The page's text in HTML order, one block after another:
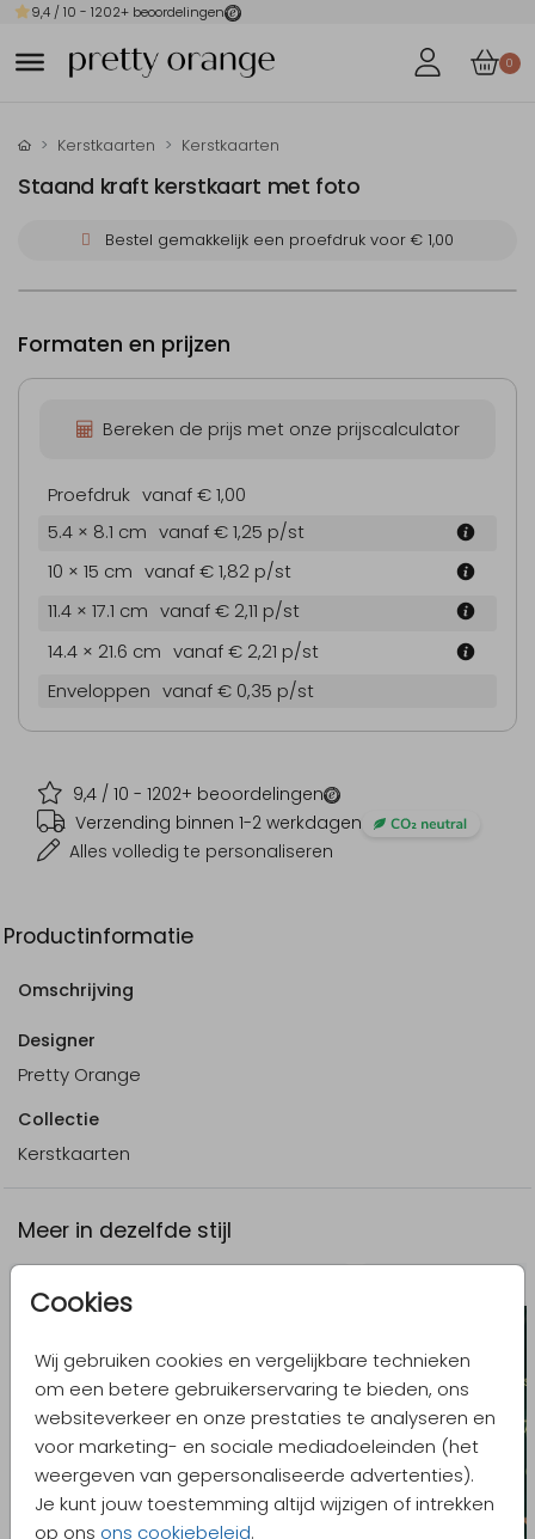
9,4 / 10 - 1202+ beoordelingen
0
Cookies
Wij gebruiken cookies en vergelijkbare technieken
om een betere gebruikerservaring te bieden, ons
websiteverkeer en onze prestaties te analyseren en
voor marketing- en sociale mediadoeleinden (het
weergeven van gepersonaliseerde advertenties).
Je kunt jouw toestemming altijd wijzigen of intrekken
op ons ons cookiebeleid.
Kerstkaarten Kerstkaarten
Staand kraft kerstkaart met foto
Bestel gemakkelijk een proefdruk voor € 1,00
9,4 / 10 - 1202+ beoordelingen
Verzending binnen 1-2 werkdagen
Alles volledig te personaliseren
Formaten en prijzen
Bereken de prijs met onze prijscalculator
Proefdruk vanaf € 1,00
5.4 × 8.1 cm vanaf € 1,25 p/st
10 × 15 cm vanaf € 1,82 p/st
11.4 × 17.1 cm vanaf € 2,11 p/st
14.4 × 21.6 cm vanaf € 2,21 p/st
Enveloppen vanaf € 0,35 p/st
Productinformatie
Omschrijving
Designer
Pretty Orange
Collectie
Kerstkaarten
Meer in dezelfde stijl